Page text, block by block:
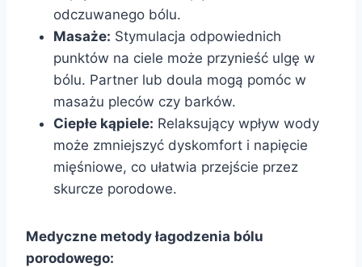
odczuwanego bólu.
Masaże: Stymulacja odpowiednich
punktów na ciele może przynieść ulgę w
bólu. Partner lub doula mogą pomóc w
masażu pleców czy barków.
Ciepłe kąpiele: Relaksujący wpływ wody
może zmniejszyć dyskomfort i napięcie
mięśniowe, co ułatwia przejście przez
skurcze porodowe.
Medyczne metody łagodzenia bólu
porodowego: